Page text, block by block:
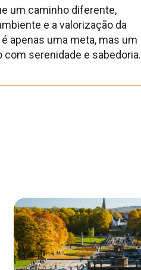
um caminho diferente,
e a valorização da
apenas uma meta, mas um
com serenidade e sabedoria.